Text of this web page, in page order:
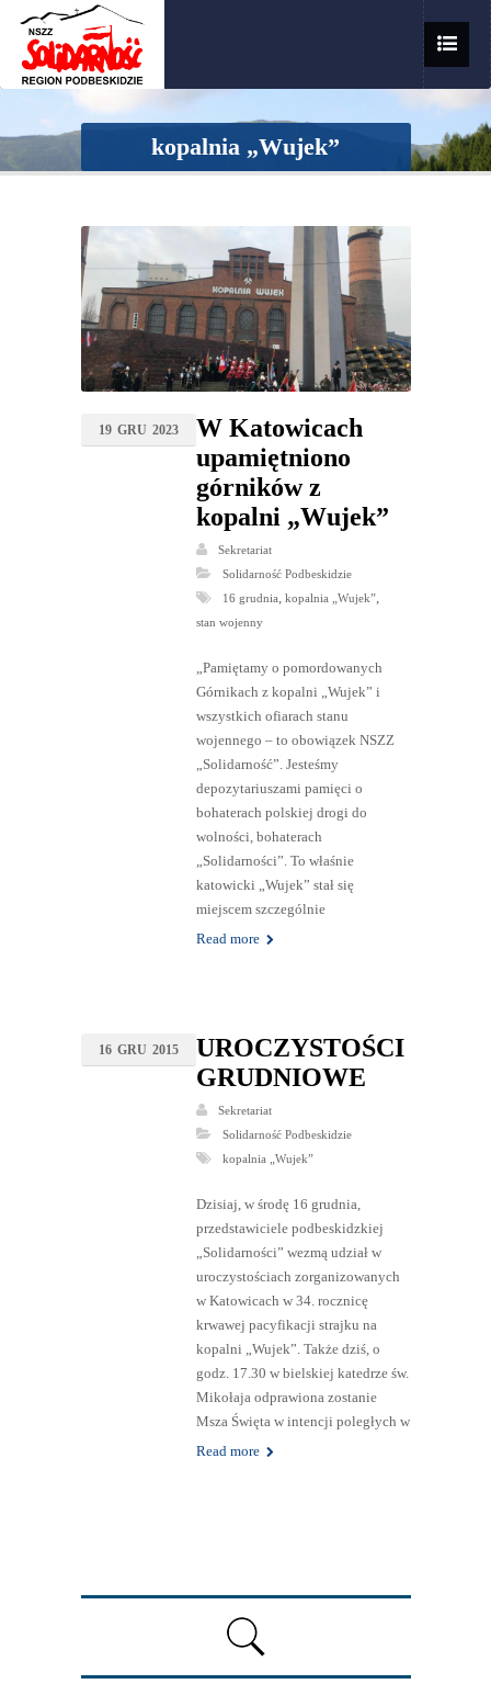
kopalnia „Wujek”
19 GRU 2023
W Katowicach
upamiętniono
górników z
kopalni „Wujek”
Sekretariat
Solidarność Podbeskidzie
16 grudnia kopalnia „Wujek”,
stan wojenny
„Pamiętamy o pomordowanych
Górnikach z kopalni „Wujek” i
wszystkich ofiarach stanu
wojennego – to obowiązek NSZZ
„Solidarność”. Jesteśmy
depozytariuszami pamięci o
bohaterach polskiej drogi do
wolności, bohaterach
„Solidarności”. To właśnie
katowicki „Wujek” stał się
miejscem szczególnie
Read more
16 GRU 2015
UROCZYSTOŚCI
GRUDNIOWE
Sekretariat
Solidarność Podbeskidzie
kopalnia „Wujek”
Dzisiaj, w środę 16 grudnia,
przedstawiciele podbeskidzkiej
„Solidarności” wezmą udział w
uroczystościach zorganizowanych
w Katowicach w 34. rocznicę
krwawej pacyfikacji strajku na
kopalni „Wujek”. Także dziś, o
godz. 17.30 w bielskiej katedrze św.
Mikołaja odprawiona zostanie
Msza Święta w intencji poległych w
Read more